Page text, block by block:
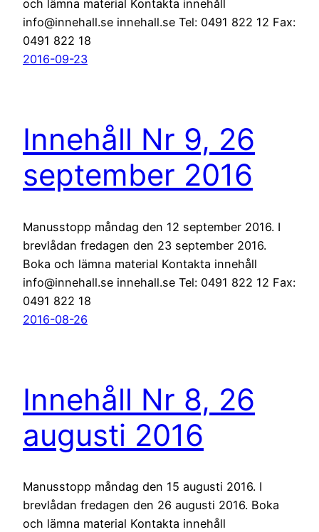
och lämna material Kontakta innehåll
info@innehall.se innehall.se Tel: 0491 822 12 Fax:
0491 822 18
2016-09-23
Innehåll Nr 9, 26
september 2016
Manusstopp måndag den 12 september 2016. I
brevlådan fredagen den 23 september 2016.
Boka och lämna material Kontakta innehåll
info@innehall.se innehall.se Tel: 0491 822 12 Fax:
0491 822 18
2016-08-26
Innehåll Nr 8, 26
augusti 2016
Manusstopp måndag den 15 augusti 2016. I
brevlådan fredagen den 26 augusti 2016. Boka
och lämna material Kontakta innehåll